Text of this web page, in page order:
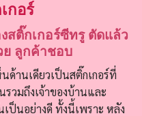
กอร์
สติ๊กเกอร์ซีทรู ตัดแล้ว
ย ลูกค้าชอบ
ด้านเดียวเป็นสติ๊กเกอร์ที่
วมถึงเจ้าของบ้านและ
เป็นอย่างดี ทั้งนี้เพราะ หลัง